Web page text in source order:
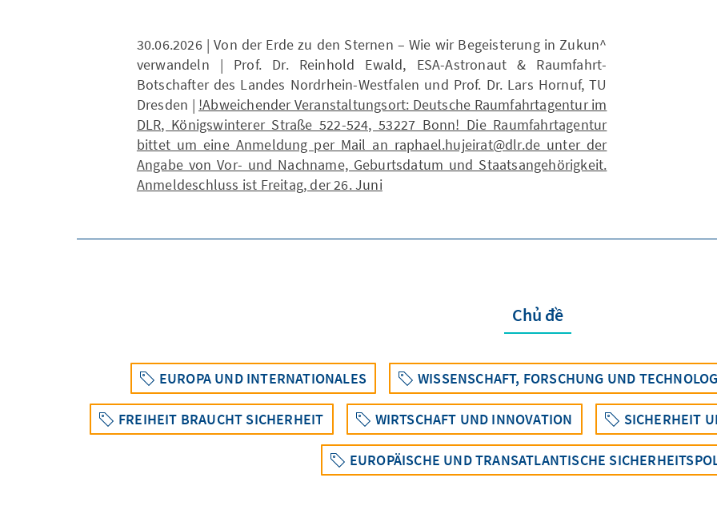
30.06.2026 | Von der Erde zu den Sternen – Wie wir Begeisterung in Zukun^
verwandeln | Prof. Dr. Reinhold Ewald, ESA-Astronaut & Raumfahrt-
Botschafter des Landes Nordrhein-Westfalen und Prof. Dr. Lars Hornuf, TU
Dresden | !Abweichender Veranstaltungsort: Deutsche Raumfahrtagentur im
DLR, Königswinterer Straße 522-524, 53227 Bonn! Die Raumfahrtagentur
bittet um eine Anmeldung per Mail an raphael.hujeirat@dlr.de unter der
Angabe von Vor- und Nachname, Geburtsdatum und Staatsangehörigkeit.
Anmeldeschluss ist Freitag, der 26. Juni
Chủ đề
EUROPA UND INTERNATIONALES WISSENSCHAFT, FORSCHUNG UND
FREIHEIT BRAUCHT SICHERHEIT WIRTSCHAFT UND INNOVATION SICHERHEIT
EUROPÄISCHE UND TRANSATLANTISCHE